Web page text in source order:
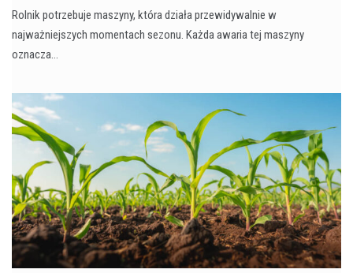
Rolnik potrzebuje maszyny, która działa przewidywalnie w
najważniejszych momentach sezonu. Każda awaria tej maszyny
oznacza…